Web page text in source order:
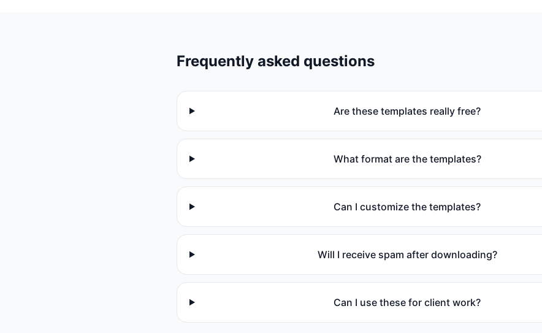
Frequently asked questions
Are these templates really free?
What format are the templates?
Can I customize the templates?
Will I receive spam after downloading?
Can I use these for client work?